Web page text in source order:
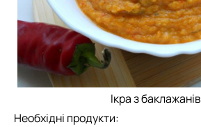
Ікра з баклажанів
Необхідні продукти: